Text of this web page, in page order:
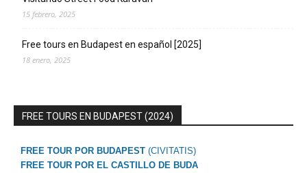
15 febrero, 2025
Free tours en Budapest en español [2025]
18 enero, 2025
FREE TOURS EN BUDAPEST (2024)
FREE TOUR POR BUDAPEST (CIVITATIS)
FREE TOUR POR EL CASTILLO DE BUDA